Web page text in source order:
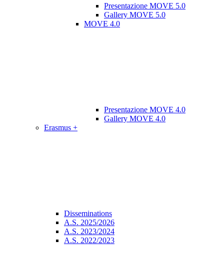
Presentazione MOVE 5.0
Gallery MOVE 5.0
MOVE 4.0
Presentazione MOVE 4.0
Gallery MOVE 4.0
Erasmus +
Disseminations
A.S. 2025/2026
A.S. 2023/2024
A.S. 2022/2023